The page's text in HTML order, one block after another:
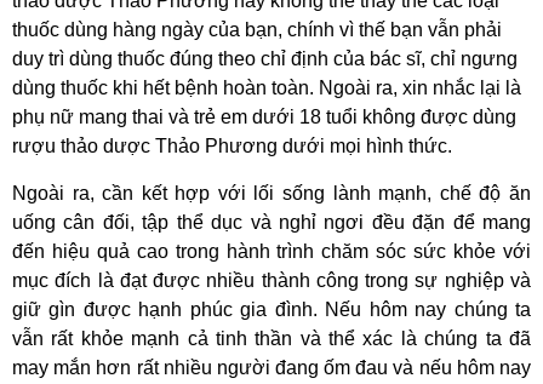
thuốc dùng hàng ngày của bạn, chính vì thế bạn vẫn phải
duy trì dùng thuốc đúng theo chỉ định của bác sĩ, chỉ ngưng
dùng thuốc khi hết bệnh hoàn toàn. Ngoài ra, xin nhắc lại là
phụ nữ mang thai và trẻ em dưới 18 tuổi không được dùng
rượu thảo dược Thảo Phương dưới mọi hình thức.
Ngoài ra, cần kết hợp với lối sống lành mạnh, chế độ ăn
uống cân đối, tập thể dục và nghỉ ngơi đều đặn để mang
đến hiệu quả cao trong hành trình chăm sóc sức khỏe với
mục đích là đạt được nhiều thành công trong sự nghiệp và
giữ gìn được hạnh phúc gia đình. Nếu hôm nay chúng ta
vẫn rất khỏe mạnh cả tinh thần và thể xác là chúng ta đã
may mắn hơn rất nhiều người đang ốm đau và nếu hôm nay